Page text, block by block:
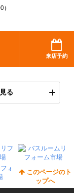
）
来店予約
る
このページのト
ップへ